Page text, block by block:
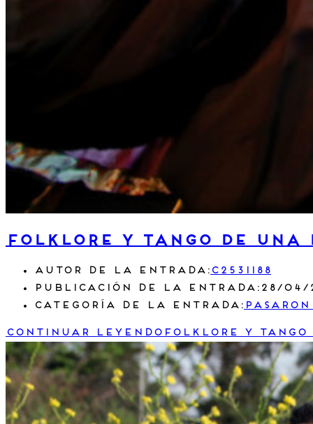
Folklore y Tango de
Autor de la entrada: c2531188
Publicación de la entrada: 28/04/
Categoría de la entrada:
Continuar leyendo Folklore y Tango